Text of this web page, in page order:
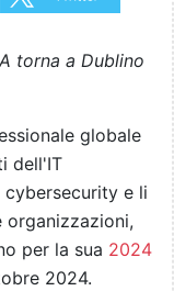
torna a Dublino
globale
dell'IT
e li
organizzazioni,
per la sua 2024
2024.